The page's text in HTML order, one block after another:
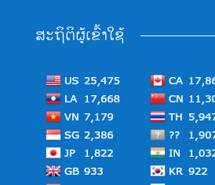
ສະຖິຕິຜູ້ເຂົ້າໃຊ້